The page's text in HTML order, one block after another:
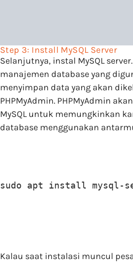
Step 3: Install MySQL Server
Selanjutnya, instal MySQL
manajemen database yang
menyimpan data yang akan
PHPMyAdmin. PHPMyAdmin
MySQL untuk memungkinkan
database menggunakan
sudo apt install mysql-
Kalau saat instalasi muncul